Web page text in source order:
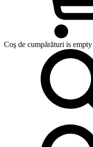
Coş de cumpărături is empty